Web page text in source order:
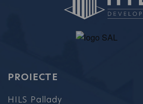
PROIECTE
HILS Pallady